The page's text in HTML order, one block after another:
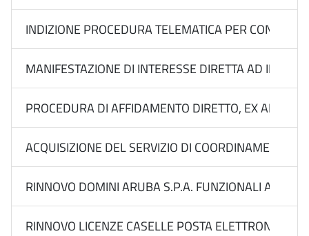
INDIZIONE PROCEDURA TELEMATICA PER
MANIFESTAZIONE DI INTERESSE DIRETTA AD
PROCEDURA DI AFFIDAMENTO DIRETTO, EX ART.
ACQUISIZIONE DEL SERVIZIO DI COORDINAMENTO
RINNOVO DOMINI ARUBA S.P.A. FUNZIONALI ALLA
RINNOVO LICENZE CASELLE POSTA ELETTRONICA